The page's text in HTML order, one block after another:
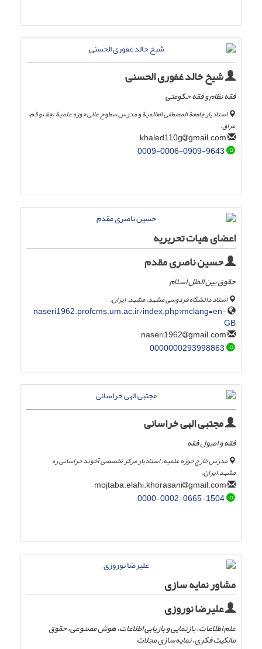
شیخ خالد غفوری الحسنی
فقه نظام و فقه حکومتی
استادیار جامعة المصطفی العالمیة و مدرس سطوح عالی حوزه علمیۀ نجف و قم.
عراق.
gmail.com
0009-0006-0909-9643
اعضای هیات تحریریه
حسین ناصری مقدم
حقوق بین الملل اسلام
استاد دانشگاه فردوسی مشهد، مشهد. ایران.
naseri1962.profcms.um.ac.ir/index.php?mclang=en-
GB
gmail.com
0000000293998863
مجتبی الهی خراسانی
فقه و اصول فقه
مدرّس خارج حوزه علمیه، استادیار مرکز تخصصی آخوند خراسانی ره
مشهد.ایران.
gmail.com
0000-0002-0665-1504
مشاور نمایه سازی
علیرضا نوروزی
علم اطلاعات، بازنمایی و بازیابی اطلاعات، هوش مصنوعی، حقوق
مالکیت فکری، نمایه‌سازی مجلات